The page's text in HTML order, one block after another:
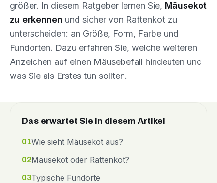
größer. In diesem Ratgeber lernen Sie, Mäusekot
zu erkennen und sicher von Rattenkot zu
unterscheiden: an Größe, Form, Farbe und
Fundorten. Dazu erfahren Sie, welche weiteren
Anzeichen auf einen Mäusebefall hindeuten und
was Sie als Erstes tun sollten.
Das erwartet Sie in diesem Artikel
01Wie sieht Mäusekot aus?
02Mäusekot oder Rattenkot?
03Typische Fundorte